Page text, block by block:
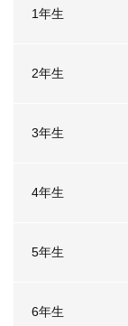
1年生
2年生
3年生
4年生
5年生
6年生